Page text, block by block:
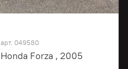
арт. 049580
Honda Forza , 2005